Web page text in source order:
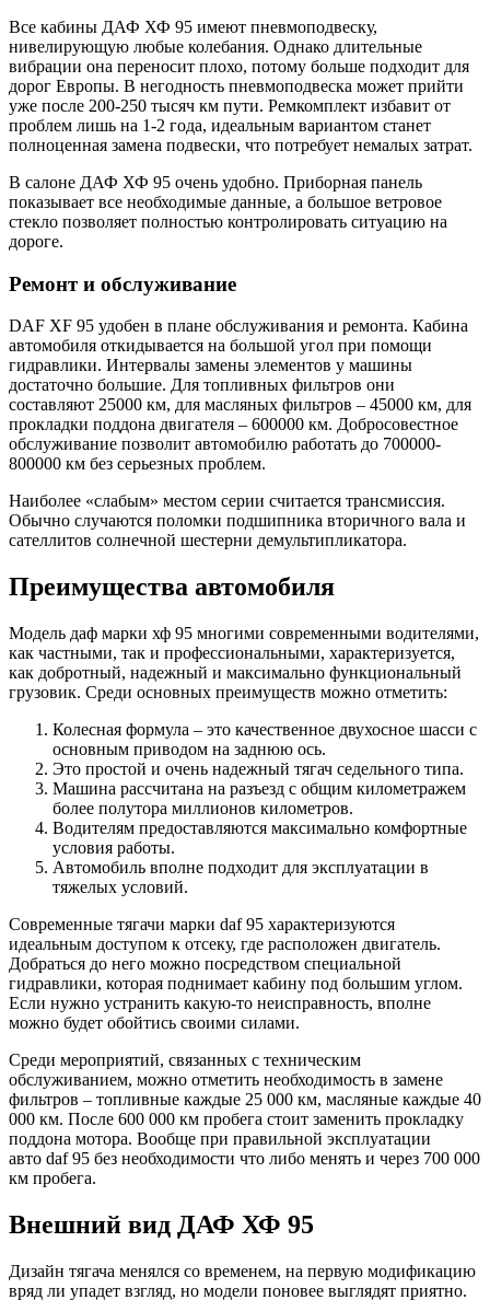
Все кабины ДАФ ХФ 95 имеют пневмоподвеску,
нивелирующую любые колебания. Однако длительные
вибрации она переносит плохо, потому больше подходит для
дорог Европы. В негодность пневмоподвеска может прийти
уже после 200-250 тысяч км пути. Ремкомплект избавит от
проблем лишь на 1-2 года, идеальным вариантом станет
полноценная замена подвески, что потребует немалых затрат.
В салоне ДАФ ХФ 95 очень удобно. Приборная панель
показывает все необходимые данные, а большое ветровое
стекло позволяет полностью контролировать ситуацию на
дороге.
Ремонт и обслуживание
DAF XF 95 удобен в плане обслуживания и ремонта. Кабина
автомобиля откидывается на большой угол при помощи
гидравлики. Интервалы замены элементов у машины
достаточно большие. Для топливных фильтров они
составляют 25000 км, для масляных фильтров – 45000 км, для
прокладки поддона двигателя – 600000 км. Добросовестное
обслуживание позволит автомобилю работать до 700000-
800000 км без серьезных проблем.
Наиболее «слабым» местом серии считается трансмиссия.
Обычно случаются поломки подшипника вторичного вала и
сателлитов солнечной шестерни демультипликатора.
Преимущества автомобиля
Модель даф марки хф 95 многими современными водителями,
как частными, так и профессиональными, характеризуется,
как добротный, надежный и максимально функциональный
грузовик. Среди основных преимуществ можно отметить:
Колесная формула – это качественное двухосное шасси с
основным приводом на заднюю ось.
Это простой и очень надежный тягач седельного типа.
Машина рассчитана на разъезд с общим километражем
более полутора миллионов километров.
Водителям предоставляются максимально комфортные
условия работы.
Автомобиль вполне подходит для эксплуатации в
тяжелых условий.
Современные тягачи марки daf 95 характеризуются
идеальным доступом к отсеку, где расположен двигатель.
Добраться до него можно посредством специальной
гидравлики, которая поднимает кабину под большим углом.
Если нужно устранить какую-то неисправность, вполне
можно будет обойтись своими силами.
Среди мероприятий, связанных с техническим
обслуживанием, можно отметить необходимость в замене
фильтров – топливные каждые 25 000 км, масляные каждые 40
000 км. После 600 000 км пробега стоит заменить прокладку
поддона мотора. Вообще при правильной эксплуатации
авто daf 95 без необходимости что либо менять и через 700 000
км пробега.
Внешний вид ДАФ ХФ 95
Дизайн тягача менялся со временем, на первую модификацию
вряд ли упадет взгляд, но модели поновее выглядят приятно.